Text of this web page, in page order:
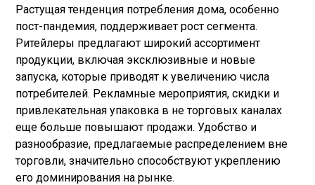
Растущая тенденция потребления дома, особенно
пост-пандемия, поддерживает рост сегмента.
Ритейлеры предлагают широкий ассортимент
продукции, включая эксклюзивные и новые
запуска, которые приводят к увеличению числа
потребителей. Рекламные мероприятия, скидки и
привлекательная упаковка в не торговых каналах
еще больше повышают продажи. Удобство и
разнообразие, предлагаемые распределением вне
торговли, значительно способствуют укреплению
его доминирования на рынке.